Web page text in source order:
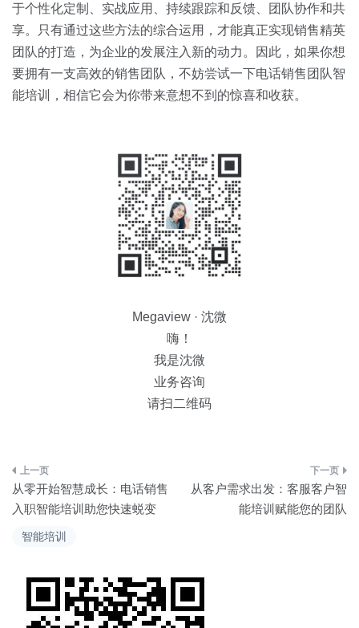
智能培训
于个性化定制、实战应用、持续跟踪和反馈、团队协作和共
享。只有通过这些方法的综合运用，才能真正实现销售精英
团队的打造，为企业的发展注入新的动力。因此，如果你想
要拥有一支高效的销售团队，不妨尝试一下电话销售团队智
能培训，相信它会为你带来意想不到的惊喜和收获。
Megaview · 沈微
嗨！
我是沈微
业务咨询
请扫二维码
文
章
导
从零开始智慧成长：电话销售
入职智能培训助您快速蜕变
从客户需求出发：客服客户智
能培训赋能您的团队